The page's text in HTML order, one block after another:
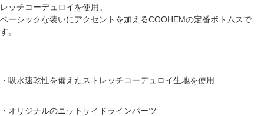
レッチコーデュロイを使用。
ベーシックな装いにアクセントを加えるCOOHEMの定番ボトムスで
す。
・吸水速乾性を備えたストレッチコーデュロイ生地を使用
・オリジナルのニットサイドラインパーツ